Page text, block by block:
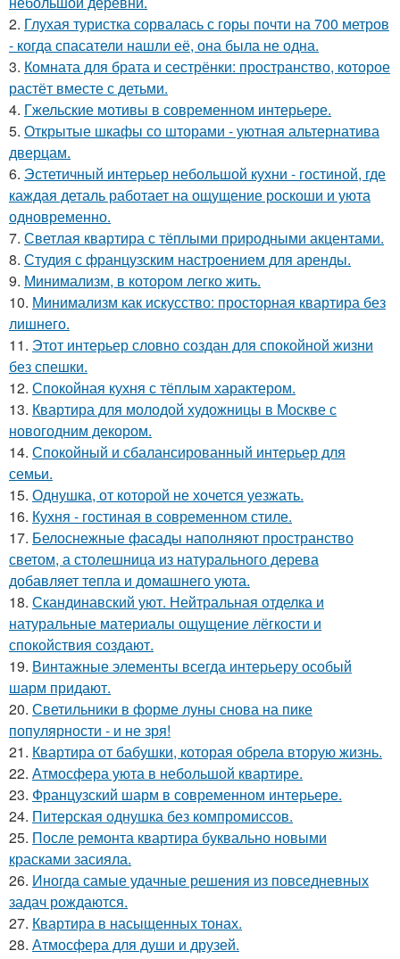
2. Глухая туристка сорвалась с горы почти на 700 метров
- когда спасатели нашли её, она была не одна.
3. Комната для брата и сестрёнки: пространство, которое
растёт вместе с детьми.
4. Гжельские мотивы в современном интерьере.
5. Открытые шкафы со шторами - уютная альтернатива
дверцам.
6. Эстетичный интерьер небольшой кухни - гостиной, где
каждая деталь работает на ощущение роскоши и уюта
одновременно.
7. Светлая квартира с тёплыми природными акцентами.
8. Студия с французским настроением для аренды.
9. Минимализм, в котором легко жить.
10. Минимализм как искусство: просторная квартира без
лишнего.
11. Этот интерьер словно создан для спокойной жизни
без спешки.
12. Спокойная кухня с тёплым характером.
13. Квартира для молодой художницы в Москве с
новогодним декором.
14. Спокойный и сбалансированный интерьер для
семьи.
15. Однушка, от которой не хочется уезжать.
16. Кухня - гостиная в современном стиле.
17. Белоснежные фасады наполняют пространство
светом, а столешница из натурального дерева
добавляет тепла и домашнего уюта.
18. Скандинавский уют. Нейтральная отделка и
натуральные материалы ощущение лёгкости и
спокойствия создают.
19. Винтажные элементы всегда интерьеру особый
шарм придают.
20. Светильники в форме луны снова на пике
популярности - и не зря!
21. Квартира от бабушки, которая обрела вторую жизнь.
22. Атмосфера уюта в небольшой квартире.
23. Французский шарм в современном интерьере.
24. Питерская однушка без компромиссов.
25. После ремонта квартира буквально новыми
красками засияла.
26. Иногда самые удачные решения из повседневных
задач рождаются.
27. Квартира в насыщенных тонах.
28. Атмосфера для души и друзей.